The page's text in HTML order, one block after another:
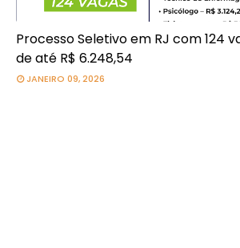
Processo Seletivo em RJ com 124
de até R$ 6.248,54
JANEIRO 09, 2026